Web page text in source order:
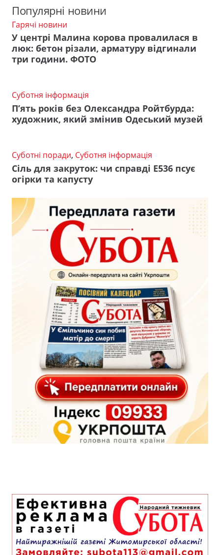
Популярні новини
Гарячі новини
У центрі Малина корова провалилася в
люк: бетон різали, арматуру відгинали
три години. ФОТО
Суботня інформація
П’ять років без Олександра Ройтбурда:
художник, який змінив Одеський музей
Суботні поради, Суботня інформація
Сіль для закруток: чи справді Е536 псує
огірки та капусту